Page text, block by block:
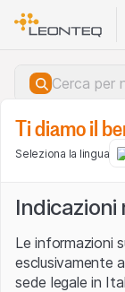
Ti diamo il
Seleziona la lingua
Indicazioni
Le informazioni
esclusivamente
sede legale in